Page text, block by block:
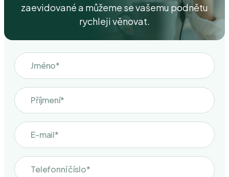
zaevidované a můžeme se vašemu podnětu
rychleji věnovat.